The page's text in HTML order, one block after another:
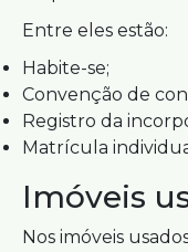
Entre eles estão:
Habite-se;
Convenção de
Registro da
Matrícula
Imóveis
Nos imóveis